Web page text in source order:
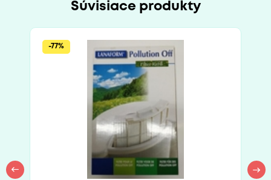
Súvisiace produkty
-77%